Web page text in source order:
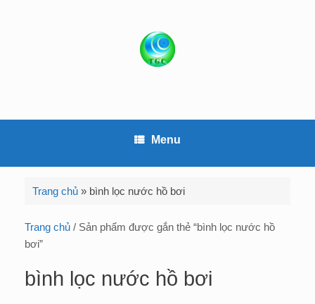
Menu
Trang chủ » bình lọc nước hồ bơi
Trang chủ / Sản phẩm được gắn thẻ “bình lọc nước hồ
bơi”
bình lọc nước hồ bơi